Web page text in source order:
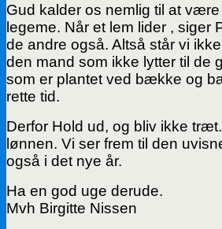
Gud kalder os nemlig til at
legeme. Når et lem lider , siger
de andre også. Altså står vi
den mand som ikke lytter til de
som er plantet ved bække og
rette tid.
Derfor Hold ud, og bliv ikke træt.
lønnen. Vi ser frem til den
også i det nye år.
Ha en god uge derude.
Mvh Birgitte Nissen